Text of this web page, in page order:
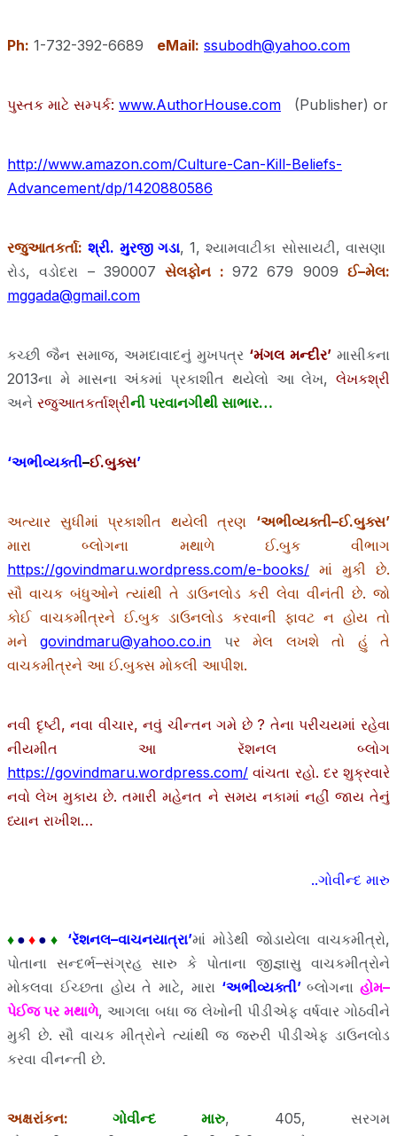
Ph: 1-732-392-6689 eMail: ssubodh@yahoo.com
પુસ્તક માટે સમ્પર્ક: www.AuthorHouse.com (Publisher) or
http://www.amazon.com/Culture-Can-Kill-Beliefs-
Advancement/dp/1420880586
રજુઆતકર્તા: શ્રી. મુરજી ગડા, 1, શ્યામવાટીકા સોસાયટી, વાસણા
રોડ, વડોદરા – 390007સેલફોન :972 679 9009ઈ–મેલ:
mggada@gmail.com
કચ્છી જૈન સમાજ, અમદાવાદનું મુખપત્ર ‘મંગલ મન્દીર’ માસીકના
2013ના મે માસના અંકમાં પ્રકાશીત થયેલો આ લેખ, લેખકશ્રી
અને રજુઆતકર્તાશ્રીની પરવાનગીથી સાભાર…
‘અભીવ્યક્તી–ઈ.બુક્સ’
અત્યાર સુધીમાં પ્રકાશીત થયેલી ત્રણ ‘અભીવ્યક્તી–ઈ.બુક્સ’
મારા બ્લોગના મથાળે ઈ.બુક વીભાગ
https://govindmaru.wordpress.com/e-books/ માં મુકી છે.
સૌ વાચક બંધુઓને ત્યાંથી તે ડાઉનલોડ કરી લેવા વીનંતી છે. જો
કોઈ વાચકમીત્રને ઈ.બુક ડાઉનલોડ કરવાની ફાવટ ન હોય તો
મને
govindmaru@yahoo.co.in પર મેલ લખશે તો હું તે
વાચકમીત્રને આ ઈ.બુક્સ મોકલી આપીશ.
નવી દૃષ્ટી, નવા વીચાર, નવું ચીન્તન ગમે છે ? તેના પરીચયમાં રહેવા
નીયમીત આ રૅશનલ બ્લોગ
https://govindmaru.wordpress.com/ વાંચતા રહો. દર શુક્રવારે
નવો લેખ મુકાય છે. તમારી મહેનત ને સમય નકામાં નહીં જાય તેનું
ધ્યાન રાખીશ…
..ગોવીન્દ મારુ
♦ ●♦ ● ♦ ‘રૅશનલ–વાચનયાત્રા’માં મોડેથી જોડાયેલા વાચકમીત્રો,
પોતાના સન્દર્ભ–સંગ્રહ સારુ કે પોતાના જીજ્ઞાસુ વાચકમીત્રોને
મોકલવા ઈચ્છતા હોય તે માટે, મારા ‘અભીવ્યક્તી’ બ્લોગના હોમ–
પેઈજ પર મથાળે, આગલા બધા જ લેખોની પીડીએફ વર્ષવાર ગોઠવીને
મુકી છે. સૌ વાચક મીત્રોને ત્યાંથી જ જરુરી પીડીએફ ડાઉનલોડ
કરવા વીનન્તી છે.
અક્ષરાંકન: ગોવીન્દ મારુ, 405, સરગમ